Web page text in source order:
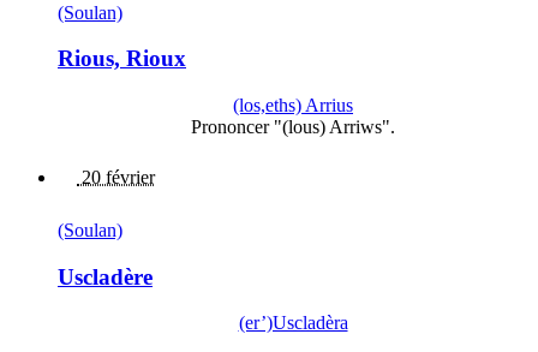
(Soulan)
Rious, Rioux
(los,eths) Arrius
Prononcer "(lous) Arriws".
20 février
(Soulan)
Uscladère
(er’)Uscladèra